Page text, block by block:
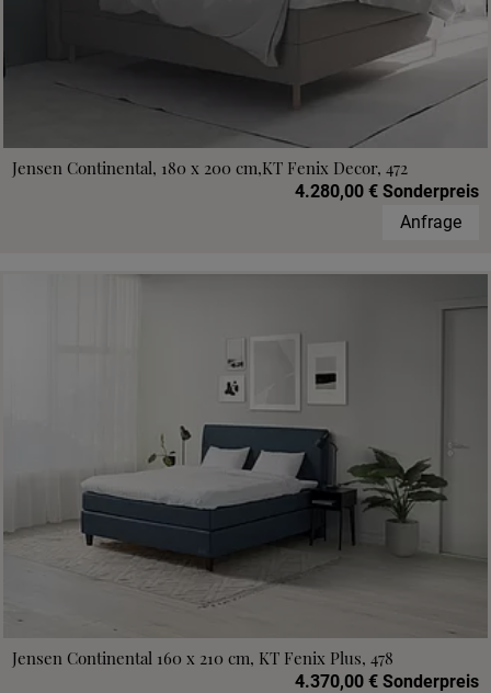
Jensen Continental, 180 x 200 cm,KT Fenix Decor, 472
4.280,00 € Sonderpreis
Anfrage
Jensen Continental 160 x 210 cm, KT Fenix Plus, 478
4.370,00 € Sonderpreis